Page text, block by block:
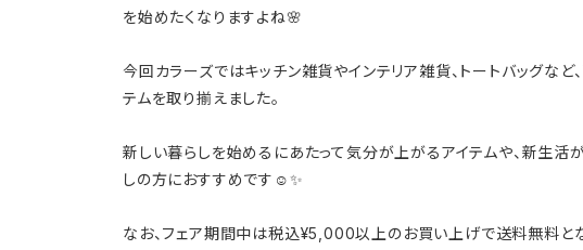
を始めたくなりますよね🌸
今回カラーズではキッチン雑貨やインテリア雑貨、トートバッグなど
テムを取り揃えました。
新しい暮らしを始めるにあたって気分が上がるアイテムや、新生活
しの方におすすめです☺️✨
なお、フェア期間中は税込¥5,000以上のお買い上げで送料無料とな